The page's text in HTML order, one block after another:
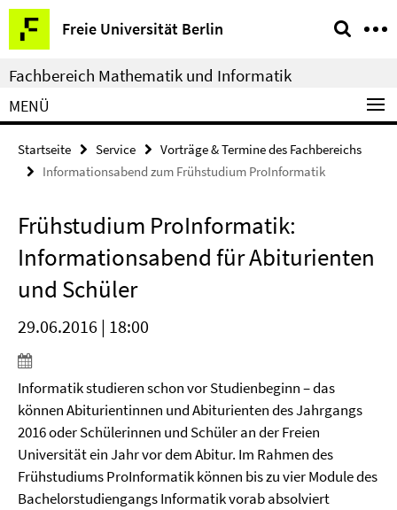
Springe
direkt
zu
Inhalt
Freie Universität Berlin
Service-
Navigation
Fachbereich Mathematik und Informatik
MENÜ
Startseite Service
Vorträge & Termine des Fachbereichs
Informationsabend zum Frühstudium ProInformatik
Frühstudium ProInformatik:
Informationsabend für Abiturienten
und Schüler
29.06.2016 | 18:00
Informatik studieren schon vor Studienbeginn – das
können Abiturientinnen und Abiturienten des Jahrgangs
2016 oder Schülerinnen und Schüler an der Freien
Universität ein Jahr vor dem Abitur. Im Rahmen des
Frühstudiums ProInformatik können bis zu vier Module des
Bachelorstudiengangs Informatik vorab absolviert